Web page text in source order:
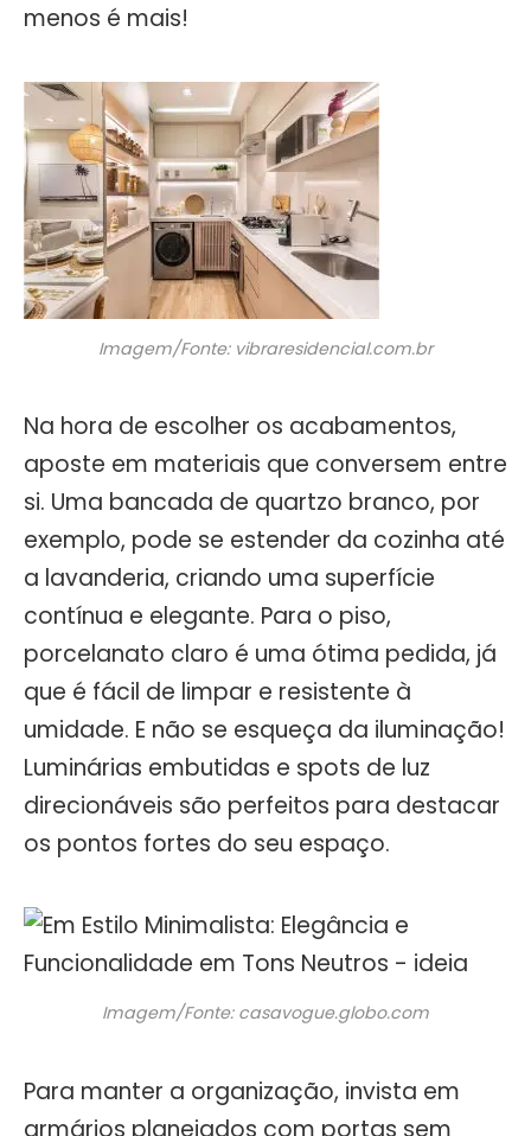
menos é mais!
Imagem/Fonte: vibraresidencial.com.br
Na hora de escolher os acabamentos,
aposte em materiais que conversem entre
si. Uma bancada de quartzo branco, por
exemplo, pode se estender da cozinha até
a lavanderia, criando uma superfície
contínua e elegante. Para o piso,
porcelanato claro é uma ótima pedida, já
que é fácil de limpar e resistente à
umidade. E não se esqueça da iluminação!
Luminárias embutidas e spots de luz
direcionáveis são perfeitos para destacar
os pontos fortes do seu espaço.
Imagem/Fonte: casavogue.globo.com
Para manter a organização, invista em
armários planejados com portas sem